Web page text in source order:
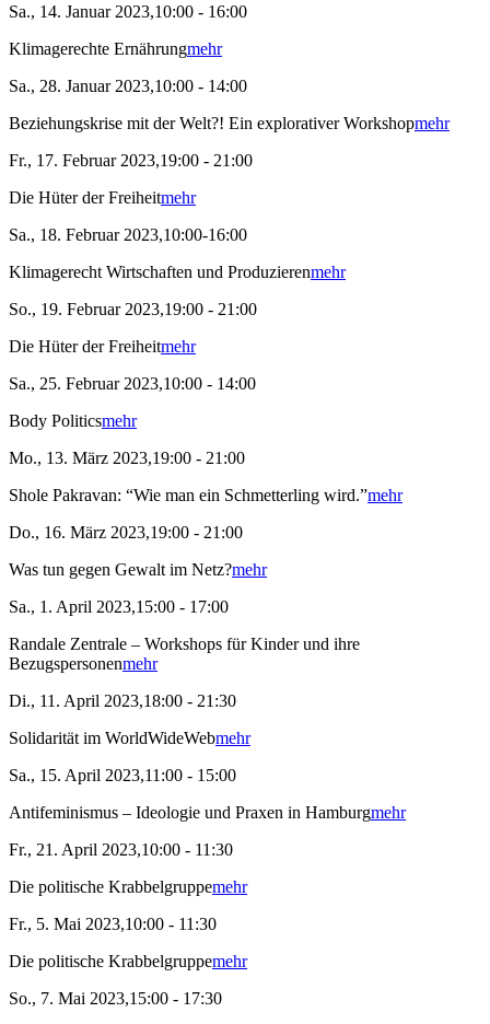
Sa., 14. Januar 2023,10:00 - 16:00
Klimagerechte Ernährungmehr
Sa., 28. Januar 2023,10:00 - 14:00
Beziehungskrise mit der Welt?! Ein explorativer Workshopmehr
Fr., 17. Februar 2023,19:00 - 21:00
Die Hüter der Freiheitmehr
Sa., 18. Februar 2023,10:00-16:00
Klimagerecht Wirtschaften und Produzierenmehr
So., 19. Februar 2023,19:00 - 21:00
Die Hüter der Freiheitmehr
Sa., 25. Februar 2023,10:00 - 14:00
Body Politicsmehr
Mo., 13. März 2023,19:00 - 21:00
Shole Pakravan: “Wie man ein Schmetterling wird.”mehr
Do., 16. März 2023,19:00 - 21:00
Was tun gegen Gewalt im Netz?mehr
Sa., 1. April 2023,15:00 - 17:00
Randale Zentrale – Workshops für Kinder und ihre
Bezugspersonenmehr
Di., 11. April 2023,18:00 - 21:30
Solidarität im WorldWideWebmehr
Sa., 15. April 2023,11:00 - 15:00
Antifeminismus – Ideologie und Praxen in Hamburgmehr
Fr., 21. April 2023,10:00 - 11:30
Die politische Krabbelgruppemehr
Fr., 5. Mai 2023,10:00 - 11:30
Die politische Krabbelgruppemehr
So., 7. Mai 2023,15:00 - 17:30